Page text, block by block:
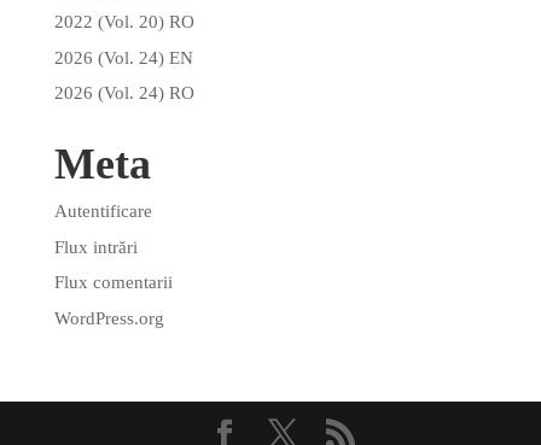
2022 (Vol. 20) RO
2026 (Vol. 24) EN
2026 (Vol. 24) RO
Meta
Autentificare
Flux intrări
Flux comentarii
WordPress.org